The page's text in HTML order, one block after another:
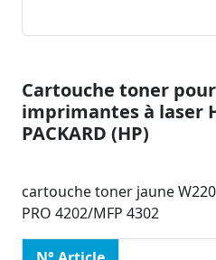
Cartouche toner pour
imprimantes à laser
PACKARD (HP)
cartouche toner jaune
PRO 4202/MFP 4302